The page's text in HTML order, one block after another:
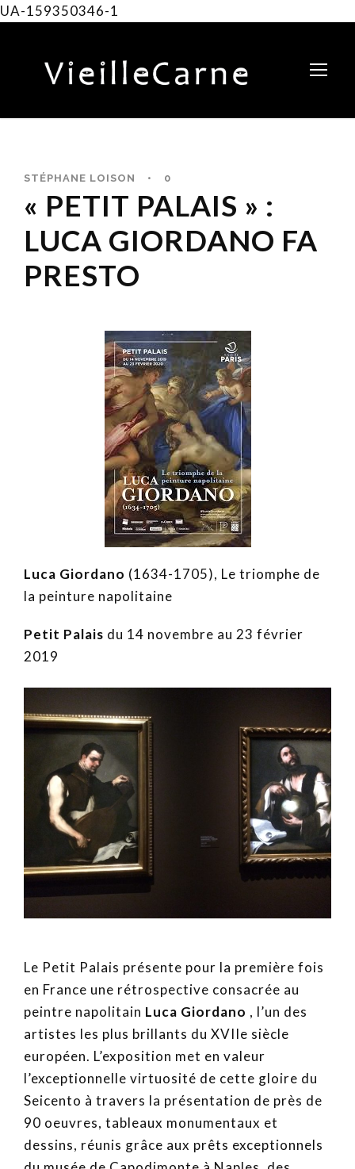
UA-159350346-1
STÉPHANE LOISON • 0
« PETIT PALAIS » :
LUCA GIORDANO FA
PRESTO
Luca Giordano (1634-1705), Le triomphe de
la peinture napolitaine
Petit Palais du 14 novembre au 23 février
2019
Le Petit Palais présente pour la première fois
en France une rétrospective consacrée au
peintre napolitain Luca Giordano , l’un des
artistes les plus brillants du XVIIe siècle
européen. L’exposition met en valeur
l’exceptionnelle virtuosité de cette gloire du
Seicento à travers la présentation de près de
90 oeuvres, tableaux monumentaux et
dessins, réunis grâce aux prêts exceptionnels